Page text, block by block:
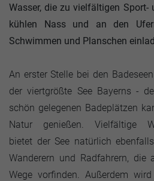
Wasser, die zu vielfältigen
kühlen Nass und an den
Schwimmen und Planschen
An erster Stelle bei den
der viertgrößte See Bayerns -
schön gelegenen Badeplätzen
Natur genießen. Vielfältige
bietet der See natürlich
Wanderern und Radfahrern, die
Wege vorfinden. Außerdem